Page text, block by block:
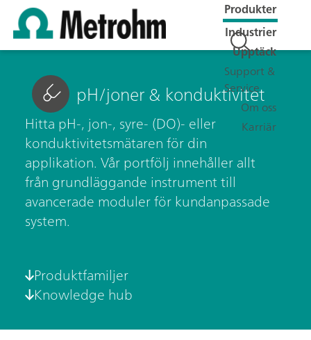
Produkter
Industrier
Upptäck
Support &
Service
Om oss
Karriär
pH/joner & konduktivitet
Hitta pH-, jon-, syre- (DO)- eller
konduktivitetsmätaren för din
applikation. Vår portfölj innehåller allt
från grundläggande instrument till
avancerade moduler för kundanpassade
system.
Produktfamiljer
Knowledge hub